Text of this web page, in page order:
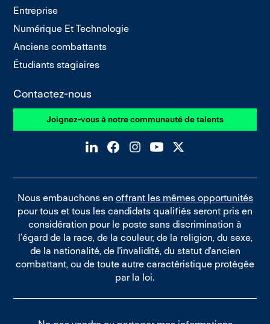
Entreprise
Numérique Et Technologie
Anciens combattants
Étudiants stagiaires
Contactez-nous
Joignez-vous à notre communauté de talents
Nous embauchons en offrant les mêmes opportunités
pour tous et tous les candidats qualifiés seront pris en
considération pour le poste sans discrimination à
l’égard de la race, de la couleur, de la religion, du sexe,
de la nationalité, de l'invalidité, du statut d'ancien
combattant, ou de toute autre caractéristique protégée
par la loi.